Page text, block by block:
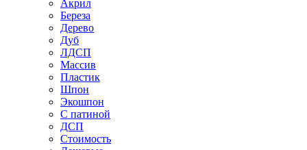
Акрил
Береза
Дерево
Дуб
ЛДСП
Массив
Пластик
Шпон
Экошпон
С патиной
ДСП
Стоимость